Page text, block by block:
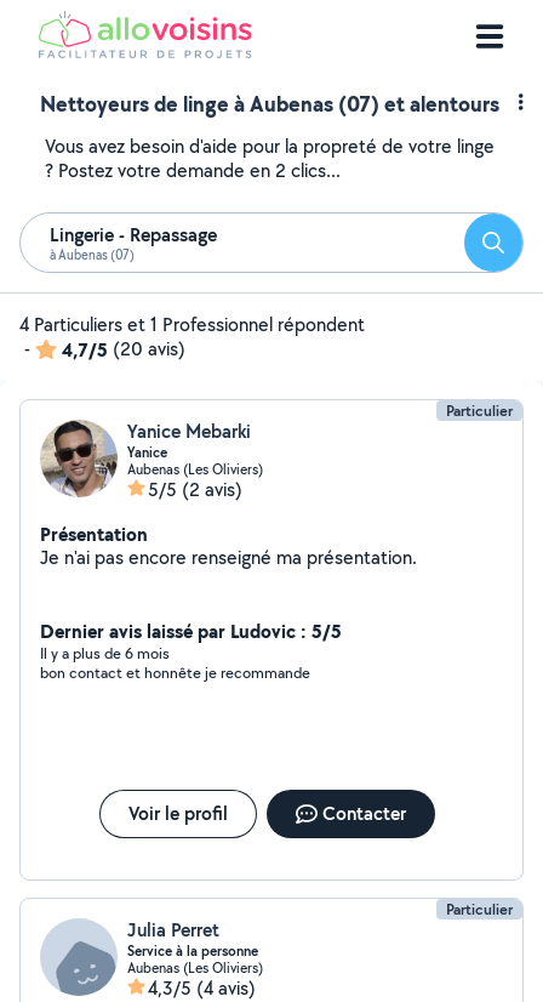
Nettoyeurs de linge à Aubenas (07) et alentours
Vous avez besoin d'aide pour la propreté de votre linge
? Postez votre demande en 2 clics...
Lingerie - Repassage
à Aubenas (07)
4 Particuliers et 1 Professionnel répondent
-
4,7/5 (20 avis)
Particulier
Yanice Mebarki
Yanice
Aubenas (Les Oliviers)
5/5 (2 avis)
Présentation
Je n'ai pas encore renseigné ma présentation.
Dernier avis laissé par Ludovic : 5/5
Il y a plus de 6 mois
bon contact et honnête je recommande
Voir le profil Contacter
Particulier
Julia Perret
Service à la personne
Aubenas (Les Oliviers)
4,3/5 (4 avis)